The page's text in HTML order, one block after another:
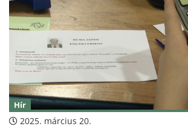
Hír
2025. március 20.